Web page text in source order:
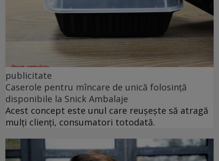
publicitate
Caserole pentru mîncare de unică folosință
disponibile la Snick Ambalaje
Acest concept este unul care reușește să atragă
mulți clienți, consumatori totodată.